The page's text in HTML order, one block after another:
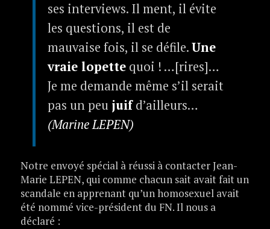
ses interviews. Il ment, il évite
les questions, il est de
mauvaise fois, il se défile.Une
vraie lopettequoi ! …[rires]…
Je me demande même s’il serait
pas un peu juifd’ailleurs…
(Marine LEPEN)
Notre envoyé spécial à réussi à contacter Jean-
Marie LEPEN, qui comme chacun sait avait fait un
scandale en apprenant qu’un homosexuel avait
été nommé vice-président du FN. Il nous a
déclaré :